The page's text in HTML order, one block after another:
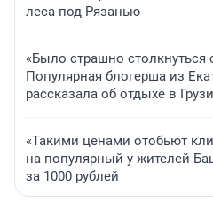
леса под Рязанью
«Было страшно столкнуться
Популярная блогерша из
рассказала об отдыхе в
«Такими ценами отобьют
на популярный у жителей
за 1000 рублей